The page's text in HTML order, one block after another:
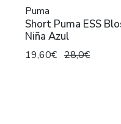
Puma
Short Puma ESS Blossom Aop
Niña Azul
19,60€ 28,0€